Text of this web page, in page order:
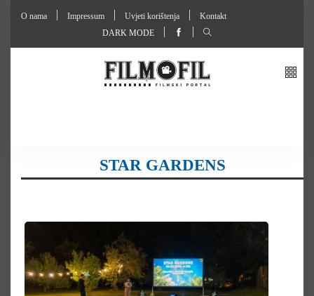
O nama Impressum Uvjeti korištenja
Kontakt
DARK MODE
STAR GARDENS